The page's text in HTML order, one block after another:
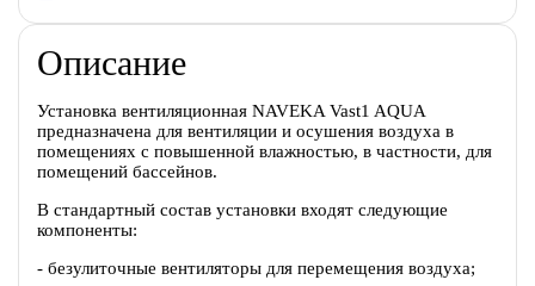
Описание
Установка вентиляционная NAVEKA Vast1 AQUA
предназначена для вентиляции и осушения воздуха в
помещениях с повышенной влажностью, в частности, для
помещений бассейнов.
В стандартный состав установки входят следующие
компоненты:
- безулиточные вентиляторы для перемещения воздуха;